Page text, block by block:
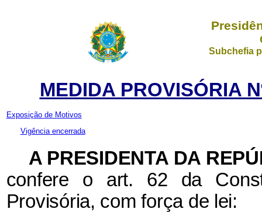
Subchefia
MEDIDA PROVISÓRIA
Exposição de Motivos
Vigência encerrada
A PRESIDENTA DA
confere o art. 62 da
Provisória, com força de lei: